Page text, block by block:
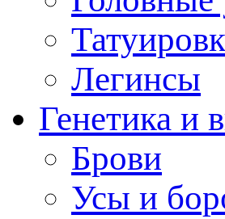
Легинсы
Генетика и
Брови
Усы и